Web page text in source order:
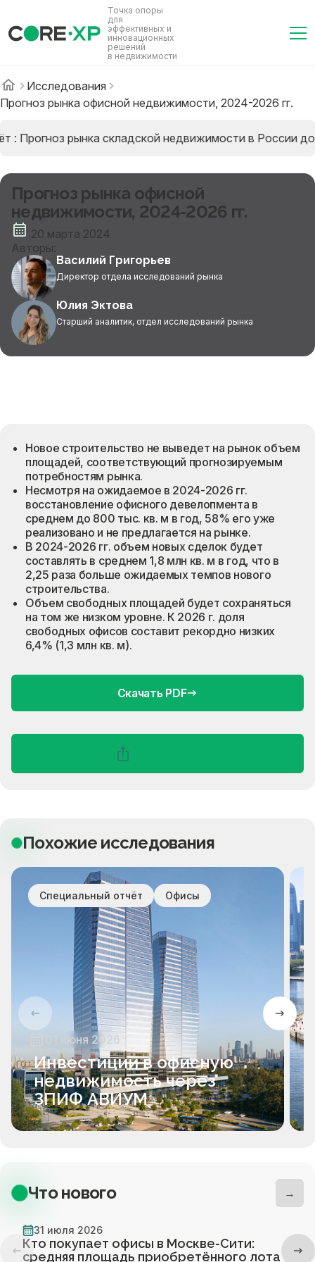
Точка опоры
для
эффективных и
инновационных
решений
в недвижимости
Исследования
Прогноз рынка офисной недвижимости, 2024-2026 гг.
: Прогноз рынка складской недвижимости в России до
Прогноз рынка офисной
недвижимости, 2024-2026 гг.
20 марта 2024
Авторы:
Василий Григорьев
Директор отдела исследований рынка
Юлия Эктова
Старший аналитик, отдел исследований рынка
Новое строительство не выведет на рынок объем
площадей, соответствующий прогнозируемым
потребностям рынка.
Несмотря на ожидаемое в 2024-2026 гг.
восстановление офисного девелопмента в
среднем до 800 тыс. кв. м в год, 58% его уже
реализовано и не предлагается на рынке.
В 2024-2026 гг. объем новых сделок будет
составлять в среднем 1,8 млн кв. м в год, что в
2,25 раза больше ожидаемых темпов нового
строительства.
Объем свободных площадей будет сохраняться
на том же низком уровне. К 2026 г. доля
свободных офисов составит рекордно низких
6,4% (1,3 млн кв. м).
Скачать PDF
Похожие исследования
Специальный отчёт Офисы
01 июня 2026
Инвестиции в офисную
недвижимость через
ЗПИФ АВИУМ
Что нового →
31 июля 2026
Кто покупает офисы в Москве-Сити:
средняя площадь приобретённого лота